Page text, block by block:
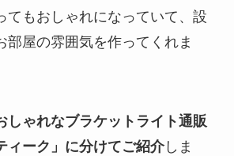
てもおしゃれになっていて、設
部屋の雰囲気を作ってくれま
しゃれなブラケットライト通販
ィーク」に分けてご紹介しま